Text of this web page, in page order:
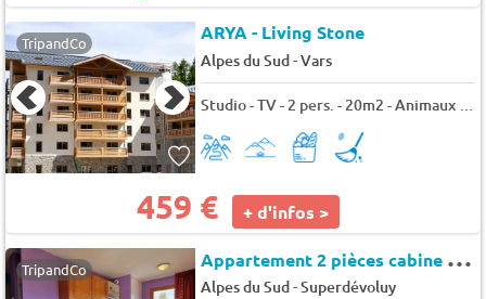
TripandCo ARYA - Living Stone
Alpes du Sud-Vars
Studio - TV - 2 pers. - 20m2 - Animaux admis
459 € + d'infos >
TripandCo A
ppartement 2 pièces cabine - 6 personnes - SuperDevoluy - Chalets superd ancolie
Alpes du Sud-Superdévoluy